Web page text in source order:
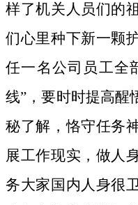
样了机关人员们的
们心里种下新一颗
任一名公司员工全
线”，要时时提高醒
秘了解，恪守任务
展工作现实，做人
务大家国内人身很